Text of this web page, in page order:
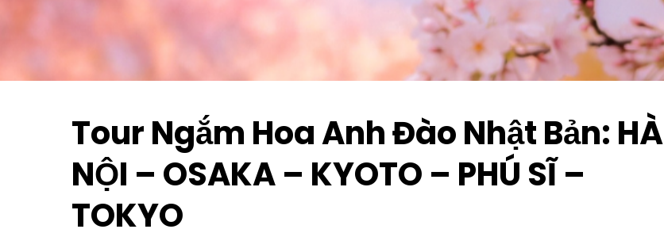
Tour Ngắm Hoa Anh Đào Nhật Bản: HÀ
NỘI – OSAKA – KYOTO – PHÚ SĨ –
TOKYO